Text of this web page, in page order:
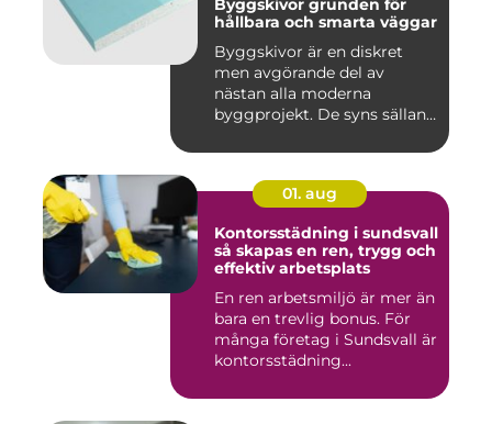
Byggskivor grunden för
hållbara och smarta väggar
Byggskivor är en diskret
men avgörande del av
nästan alla moderna
byggprojekt. De syns sällan
01. aug
Kontorsstädning i sundsvall
så skapas en ren, trygg och
effektiv arbetsplats
En ren arbetsmiljö är mer än
bara en trevlig bonus. För
många företag i Sundsvall är
kontorsstädning...